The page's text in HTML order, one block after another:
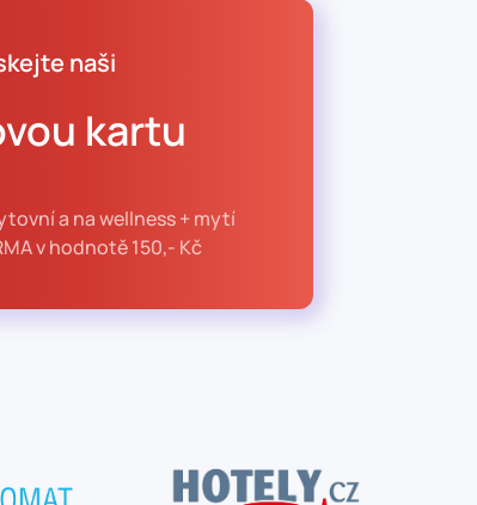
naši
kartu
a na wellness + mytí
v hodnotě 150,- Kč